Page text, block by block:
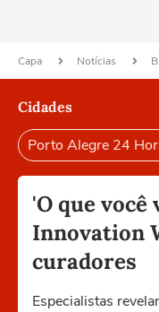
Capa Notícias
Cidades
Porto Alegre 24
'O que você
Innovation
curadores
Especialistas